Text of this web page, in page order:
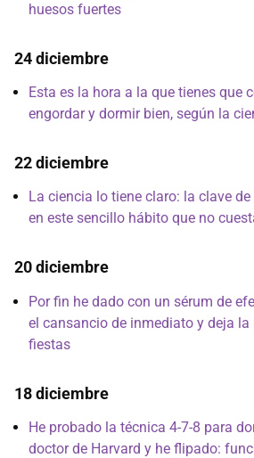
huesos fuertes
24 diciembre
Esta es la hora a la que tienes que
engordar y dormir bien, según la
22 diciembre
La ciencia lo tiene claro: la clave
en este sencillo hábito que no
20 diciembre
Por fin he dado con un sérum de
el cansancio de inmediato y deja
fiestas
18 diciembre
He probado la técnica 4-7-8 para
doctor de Harvard y he flipado: